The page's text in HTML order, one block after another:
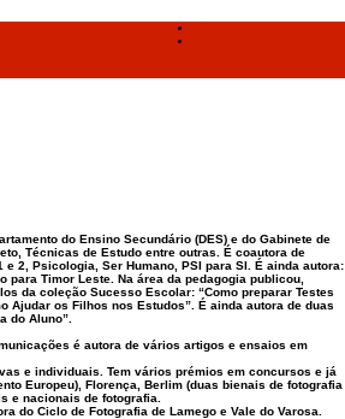
do Ensino Secundário (DES) e do Gabinete de
Técnicas de Estudo entre outras. É coautora de
2, Psicologia, Ser Humano, PSI para SI. É ainda autora:
Timor Leste. Na área da pedagogia publicou,
da coleção Sucesso Escolar: “Como preparar Testes
Ajudar os Filhos nos Estudos”. É ainda autora de duas
do Aluno”.
é autora de vários artigos e ensaios em
e individuais. Tem vários prémios em concursos e já
Europeu), Florença, Berlim (duas bienais de fotografia
e nacionais de fotografia.
do Ciclo de Fotografia de Lamego e Vale do Varosa.